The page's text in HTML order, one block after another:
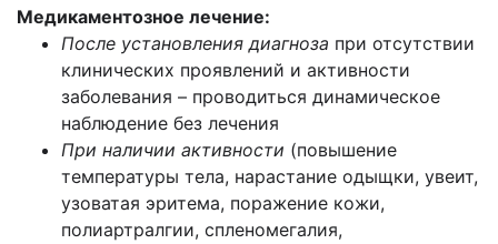
Медикаментозное лечение:
После установления диагноза при отсутствии
клинических проявлений и активности
заболевания – проводиться динамическое
наблюдение без лечения
При наличии активности (повышение
температуры тела, нарастание одыщки, увеит,
узоватая эритема, поражение кожи,
полиартралгии, спленомегалия,